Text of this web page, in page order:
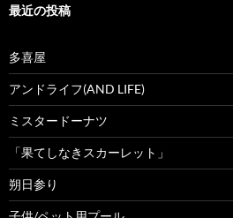
最近の投稿
多喜屋
アンドライフ(AND LIFE)
ミスタードーナツ
「果てしなきスカーレット」
朔日参り